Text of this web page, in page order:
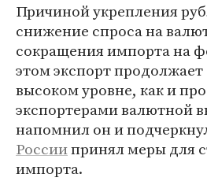
Причиной укрепления
снижение спроса на
сокращения импорта на
этом экспорт продолжает
высоком уровне, как и
экспортерами валютной
напомнил он и
Россиипринял меры для
импорта.